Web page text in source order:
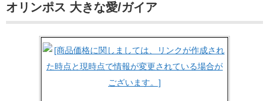
オリンポス 大きな愛/ガイア